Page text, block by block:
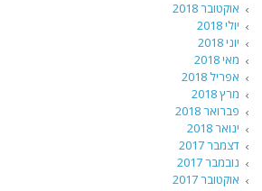
אוקטובר 2018
יולי 2018
יוני 2018
מאי 2018
אפריל 2018
מרץ 2018
פברואר 2018
ינואר 2018
דצמבר 2017
נובמבר 2017
אוקטובר 2017